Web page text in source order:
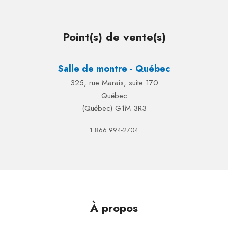
Point(s) de vente(s)
Salle de montre - Québec
325, rue Marais, suite 170
Québec
(Québec) G1M 3R3
1 866 994-2704
À propos